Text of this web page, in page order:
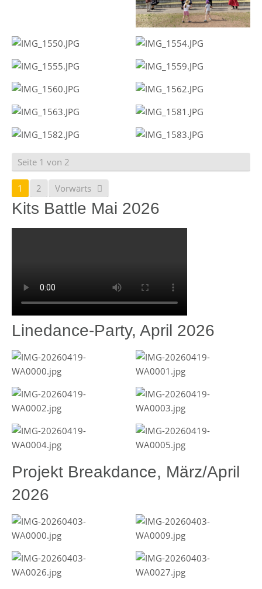
Seite 1 von 2
1 2 Vorwärts
Kits Battle Mai 2026
Linedance-Party, April 2026
Projekt Breakdance, März/April
2026